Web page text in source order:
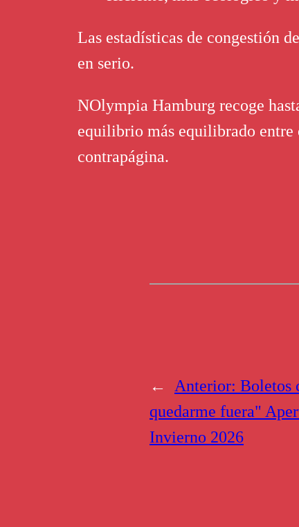
Las estadísticas de congestión
en serio.
NOlympia Hamburg recoge
equilibrio más equilibrado entre
contrapágina.
← Anterior: Boletos
quedarme fuera"
Invierno 2026